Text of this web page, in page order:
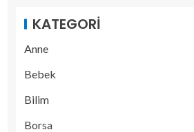
KATEGORI
Anne
Bebek
Bilim
Borsa